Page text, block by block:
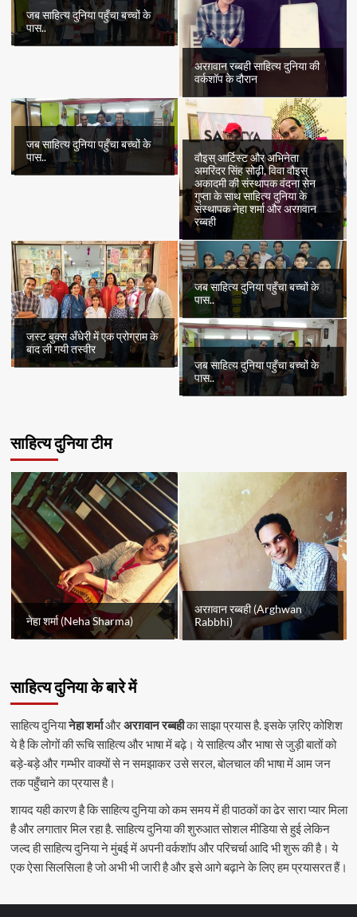
जब साहित्य दुनिया पहुँचा बच्चों के
पास..
अरग़वान रब्बही साहित्य दुनिया की
वर्कशॉप के दौरान
जब साहित्य दुनिया पहुँचा बच्चों के
पास..
वौइस् आर्टिस्ट और अभिनेता
अमरिंदर सिंह सोढ़ी, विवा वौइस्
अकादमी की संस्थापक वंदना सेन
गुप्ता के साथ साहित्य दुनिया के
संस्थापक नेहा शर्मा और अरग़वान
रब्बही
जस्ट बुक्स अँधेरी में एक प्रोग्राम के
बाद ली गयी तस्वीर
जब साहित्य दुनिया पहुँचा बच्चों के
पास..
जब साहित्य दुनिया पहुँचा बच्चों के
पास..
साहित्य दुनिया टीम
नेहा शर्मा (Neha Sharma)
अरग़वान रब्बही (Arghwan
Rabbhi)
साहित्य दुनिया के बारे में
साहित्य दुनियानेहा शर्माऔरअरग़वान रब्बहीका साझा प्रयास है. इसके ज़रिए कोशिश
ये है कि लोगों की रूचि साहित्य और भाषा में बढ़े। ये साहित्य और भाषा से जुड़ी बातों को
बड़े-बड़े और गम्भीर वाक्यों से न समझाकर उसे सरल, बोलचाल की भाषा में आम जन
तक पहुँचाने का प्रयास है।
शायद यही कारण है कि साहित्य दुनिया को कम समय में ही पाठकों का ढेर सारा प्यार मिला
है और लगातार मिल रहा है. साहित्य दुनिया की शुरुआत सोशल मीडिया से हुई लेकिन
जल्द ही साहित्य दुनिया ने मुंबई में अपनी वर्कशॉप और परिचर्चा आदि भी शुरू की है। ये
एक ऐसा सिलसिला है जो अभी भी जारी है और इसे आगे बढ़ाने के लिए हम प्रयासरत हैं।